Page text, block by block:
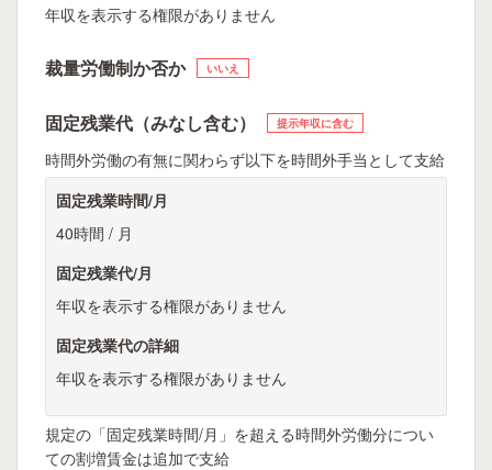
年収を表示する権限がありません
裁量労働制か否か いいえ
固定残業代（みなし含む） 提示年収に含む
時間外労働の有無に関わらず以下を時間外手当として支給
固定残業時間/月
40時間 / 月
固定残業代/月
年収を表示する権限がありません
固定残業代の詳細
年収を表示する権限がありません
規定の「固定残業時間/月」を超える時間外労働分につい
ての割増賃金は追加で支給